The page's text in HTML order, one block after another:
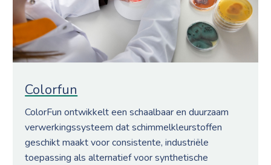
Colorfun
ColorFun ontwikkelt een schaalbaar en duurzaam
verwerkingssysteem dat schimmelkleurstoffen
geschikt maakt voor consistente, industriële
toepassing als alternatief voor synthetische